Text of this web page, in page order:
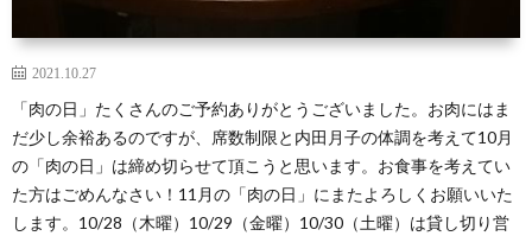
2021.10.27
「肉の日」たくさんのご予約ありがとうございました。お肉にはま
だ少し余裕あるのですが、席数制限と内田月子の体調を考えて10月
の「肉の日」は締め切らせて頂こうと思います。お食事を考えてい
た方はごめんなさい！11月の「肉の日」にまたよろしくお願いいた
します。10/28（木曜）10/29（金曜）10/30（土曜）は貸し切り営